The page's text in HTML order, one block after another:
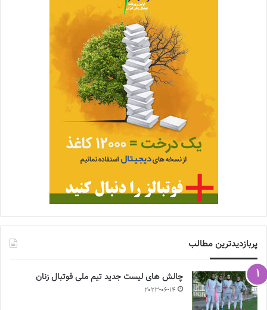
پربازدیدترین مطالب
چالش هاى ليست جدید تيم ملى فوتبال زنان
2023-06-14